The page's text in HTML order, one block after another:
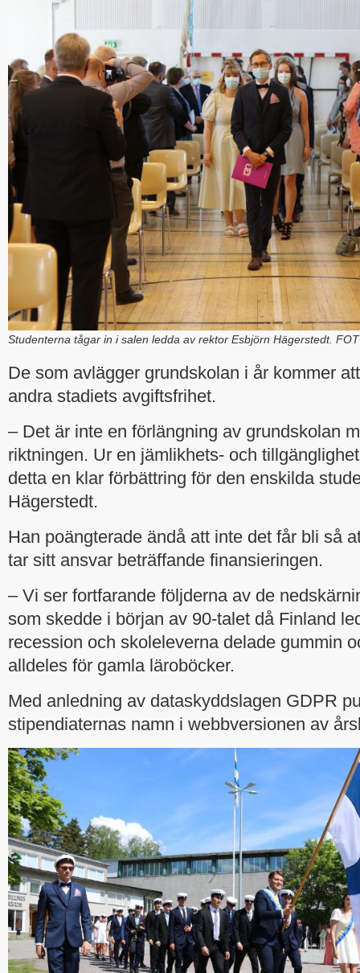
Studenterna tågar in i salen ledda av rektor Esbjörn Hägerstedt.
De som avlägger grundskolan i år kommer
andra stadiets avgiftsfrihet.
– Det är inte en förlängning av grundskolan
riktningen. Ur en jämlikhets- och
detta en klar förbättring för den enskilda
Hägerstedt.
Han poängterade ändå att inte det får bli så
tar sitt ansvar beträffande finansieringen.
– Vi ser fortfarande följderna av de
som skedde i början av 90-talet då Finland
recession och skoleleverna delade gummin
alldeles för gamla läroböcker.
Med anledning av dataskyddslagen GDPR
stipendiaternas namn i webbversionen av